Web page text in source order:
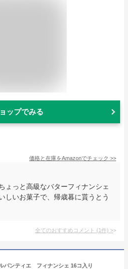
ップでみる
価格と在庫をAmazonでチェック >>
ょっと高級なバターフィナンシェ
しいお菓子で、帰歳暮に貰うとう
全てのおすすめコメント (1件) >
パンティエ フィナンシェ 16コ入り